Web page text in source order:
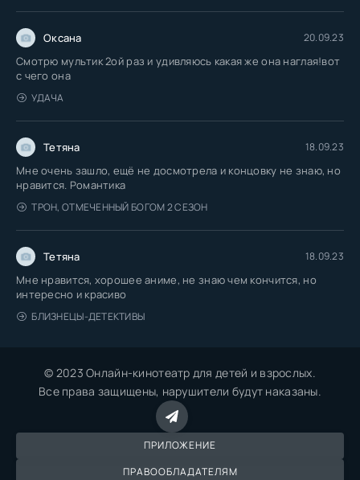
Оксана 20.09.23
Смотрю мультик 2ой раз и удивляюсь какая же она наглая!вот
с чего она
УДАЧА
Тетяна 18.09.23
Мне очень зашло, ещё не досмотрела и концовку не знаю, но
нравится. Романтика
ТРОН, ОТМЕЧЕННЫЙ БОГОМ 2 СЕЗОН
Тетяна 18.09.23
Мне нравится, хорошее аниме, не знаю чем кончится, но
интересно и красиво
БЛИЗНЕЦЫ-ДЕТЕКТИВЫ
© 2023 Онлайн-кинотеатр для детей и взрослых.
Все права защищены, нарушители будут наказаны.
ПРИЛОЖЕНИЕ
ПРАВООБЛАДАТЕЛЯМ